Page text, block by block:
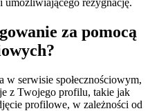
za pomocą
w serwisie społecznościowym,
z Twojego profilu, takie jak
profilowe, w zależności od